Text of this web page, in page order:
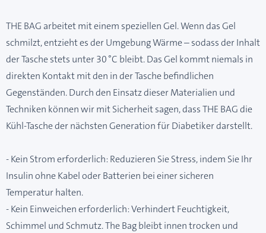
THE BAG arbeitet mit einem speziellen Gel. Wenn das Gel
schmilzt, entzieht es der Umgebung Wärme – sodass der Inhalt
der Tasche stets unter 30 °C bleibt. Das Gel kommt niemals in
direkten Kontakt mit den in der Tasche befindlichen
Gegenständen. Durch den Einsatz dieser Materialien und
Techniken können wir mit Sicherheit sagen, dass THE BAG die
Kühl-Tasche der nächsten Generation für Diabetiker darstellt.
- Kein Strom erforderlich: Reduzieren Sie Stress, indem Sie Ihr
Insulin ohne Kabel oder Batterien bei einer sicheren
Temperatur halten.
- Kein Einweichen erforderlich: Verhindert Feuchtigkeit,
Schimmel und Schmutz. The Bag bleibt innen trocken und